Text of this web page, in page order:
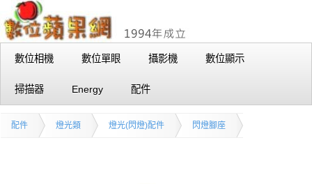
數位相機 數位單眼 攝影機 數位顯示
掃描器 Energy 配件
配件 燈光類 燈光(閃燈)配件 閃燈腳座